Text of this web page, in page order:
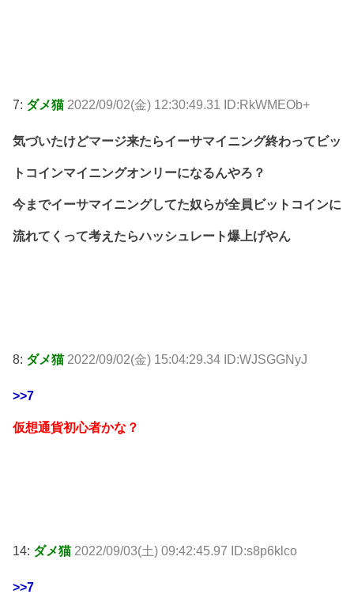
7: ダメ猫 2022/09/02(金) 12:30:49.31 ID:RkWMEOb+
気づいたけどマージ来たらイーサマイニング終わってビッ
トコインマイニングオンリーになるんやろ？
今までイーサマイニングしてた奴らが全員ビットコインに
流れてくって考えたらハッシュレート爆上げやん
8: ダメ猫 2022/09/02(金) 15:04:29.34 ID:WJSGGNyJ
>>7
仮想通貨初心者かな？
14: ダメ猫 2022/09/03(土) 09:42:45.97 ID:s8p6klco
>>7